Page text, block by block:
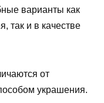
варианты как
так и в качестве
от
украшения.